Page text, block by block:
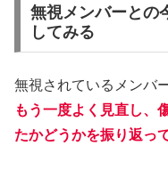
無視メンバーとの
してみる
無視されているメンバ
もう一度よく見直し、
たかどうかを振り返っ